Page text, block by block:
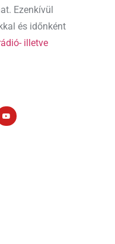
Ezenkívül
és időnként
illetve